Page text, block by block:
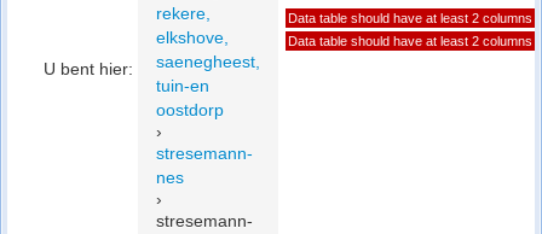
Cookie beleid
U bent hier:
rekere,
elkshove,
saenegheest,
tuin-en
oostdorp
›
stresemann-
nes
›
stresemann-
Data table should have at least 2 columns
Data table should have at least 2 columns